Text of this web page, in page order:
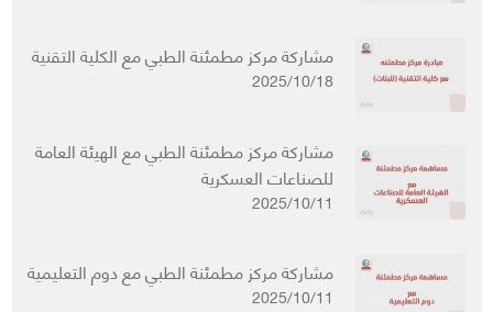
مشاركة مركز مطمئنة الطبي مع الكلية التقنية
2025/10/18
مشاركة مركز مطمئنة الطبي مع الهيئة العامة
للصناعات العسكرية
2025/10/11
مشاركة مركز مطمئنة الطبي مع دوم التعليمية
2025/10/11